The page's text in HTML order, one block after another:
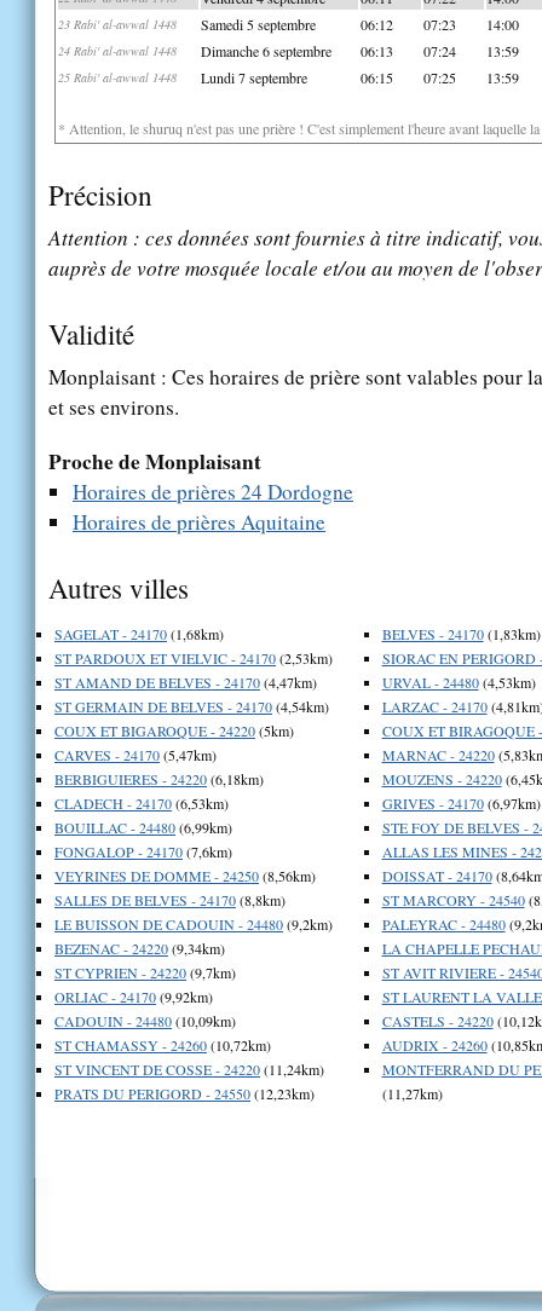
23 Rabi' al-awwal 1448 Samedi 5 septembre 06:12 07:23 14:00
24 Rabi' al-awwal 1448 Dimanche 6 septembre 06:13 07:24 13:59
25 Rabi' al-awwal 1448 Lundi 7 septembre 06:15 07:25 13:59
* Attention, le shuruq n'est pas une prière ! C'est simplement l'heure avant laquelle
Précision
Attention : ces données sont fournies à titre indicatif,
auprès de votre mosquée locale et/ou au moyen de
Validité
Monplaisant : Ces horaires de prière sont valables pour
et ses environs.
Proche de Monplaisant
Horaires de prières 24 Dordogne
Horaires de prières Aquitaine
Autres villes
SAGELAT - 24170(1,68km)
ST PARDOUX ET VIELVIC - 24170(2,53km)
ST AMAND DE BELVES - 24170(4,47km)
ST GERMAIN DE BELVES - 24170(4,54km)
COUX ET BIGAROQUE - 24220(5km)
CARVES - 24170(5,47km)
BERBIGUIERES - 24220(6,18km)
CLADECH - 24170(6,53km)
BOUILLAC - 24480(6,99km)
FONGALOP - 24170(7,6km)
VEYRINES DE DOMME - 24250(8,56km)
SALLES DE BELVES - 24170(8,8km)
LE BUISSON DE CADOUIN - 24480(9,2km)
BEZENAC - 24220(9,34km)
ST CYPRIEN - 24220(9,7km)
ORLIAC - 24170(9,92km)
CADOUIN - 24480(10,09km)
ST CHAMASSY - 24260(10,72km)
ST VINCENT DE COSSE - 24220(11,24km)
PRATS DU PERIGORD - 24550(12,23km)
BELVES - 24170(1,83km)
SIORAC EN PERIGORD
URVAL - 24480(4,53km)
LARZAC - 24170
COUX ET BIRAGOQUE
MARNAC - 24220
MOUZENS - 24220
GRIVES - 24170(6,97km)
STE FOY DE BELVES -
ALLAS LES MINES -
DOISSAT - 24170
ST MARCORY - 24540
PALEYRAC - 24480
LA CHAPELLE
ST AVIT RIVIERE -
ST LAURENT LA
CASTELS - 24220
AUDRIX - 24260
MONTFERRAND DU
(11,27km)